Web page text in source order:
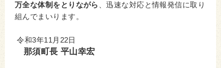
万全な体制をとりながら
、迅速な対応と情報発信に取り
組んでまいります。
令和3年11月22日
那須町長 平山幸宏